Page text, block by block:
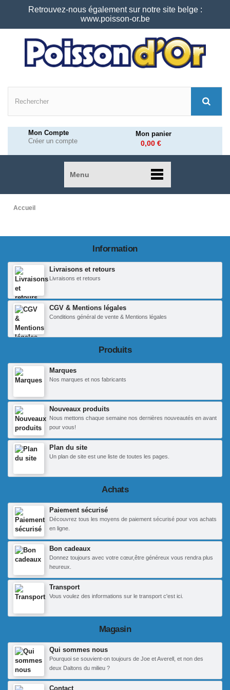
Retrouvez-nous également sur notre site belge :
www.poisson-or.be
Mon Compte
Créer un compte
Mon panier
0,00 €
Menu
Accueil
Information
Livraisons et retours
Livraisons et retours
CGV & Mentions légales
Conditions général de vente & Mentions légales
Produits
Marques
Nos marques et nos fabricants
Nouveaux produits
Nous mettons chaque semaine nos dernières nouveautés en avant
pour vous!
Plan du site
Un plan de site est une liste de toutes les pages.
Achats
Paiement sécurisé
Découvrez tous les moyens de paiement sécurisé pour vos achats
en ligne.
Bon cadeaux
Donnez toujours avec votre cœur,être généreux vous rendra plus
heureux.
Transport
Vous voulez des informations sur le transport c'est ici.
Magasin
Qui sommes nous
Pourquoi se souvient-on toujours de Joe et Averell, et non des
deux Daltons du milieu ?
Contact